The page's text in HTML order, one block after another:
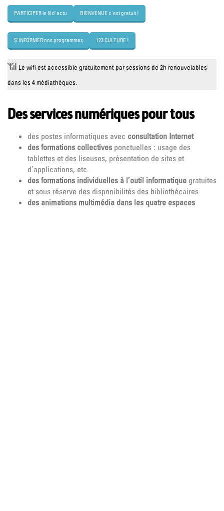
PARTICIPER le fil d'actu BIENVENUE c'est gratuit !
S'INFORMER nos programmes 123 CULTURE !
📶 Le wifi est accessible gratuitement par sessions de 2h renouvelables
dans les 4 médiathèques.
Des services numériques pour tous
des postes informatiques avec consultation Internet
des formations collectives ponctuelles : usage des
tablettes et des liseuses, présentation de sites et
d’applications, etc.
des formations individuelles à l’outil informatique gratuites
et sous réserve des disponibilités des bibliothécaires
des animations multimédia dans les quatre espaces